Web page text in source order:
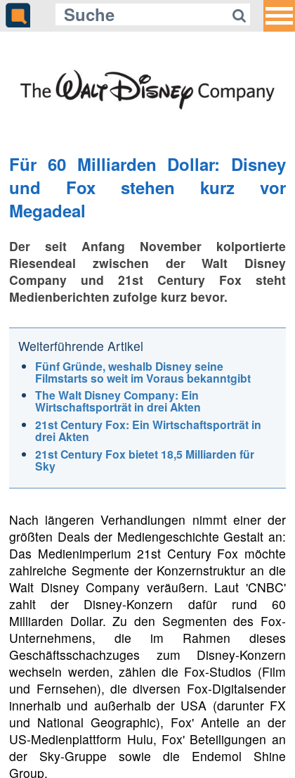
Für 60 Milliarden Dollar: Disney
und Fox stehen kurz vor
Megadeal
Der seit Anfang November kolportierte
Riesendeal zwischen der Walt Disney
Company und 21st Century Fox steht
Medienberichten zufolge kurz bevor.
Weiterführende Artikel
Fünf Gründe, weshalb Disney seine
Filmstarts so weit im Voraus bekanntgibt
The Walt Disney Company: Ein
Wirtschaftsporträt in drei Akten
21st Century Fox: Ein Wirtschaftsporträt in
drei Akten
21st Century Fox bietet 18,5 Milliarden für
Sky
Nach längeren Verhandlungen nimmt einer der
größten Deals der Mediengeschichte Gestalt an:
Das Medienimperium 21st Century Fox möchte
zahlreiche Segmente der Konzernstruktur an die
Walt Disney Company veräußern. Laut 'CNBC'
zahlt der Disney-Konzern dafür rund 60
Milliarden Dollar. Zu den Segmenten des Fox-
Unternehmens, die im Rahmen dieses
Geschäftsschachzuges zum Disney-Konzern
wechseln werden, zählen die Fox-Studios (Film
und Fernsehen), die diversen Fox-Digitalsender
innerhalb und außerhalb der USA (darunter FX
und National Geographic), Fox' Anteile an der
US-Medienplattform Hulu, Fox' Beteiligungen an
der Sky-Gruppe sowie die Endemol Shine
Group.